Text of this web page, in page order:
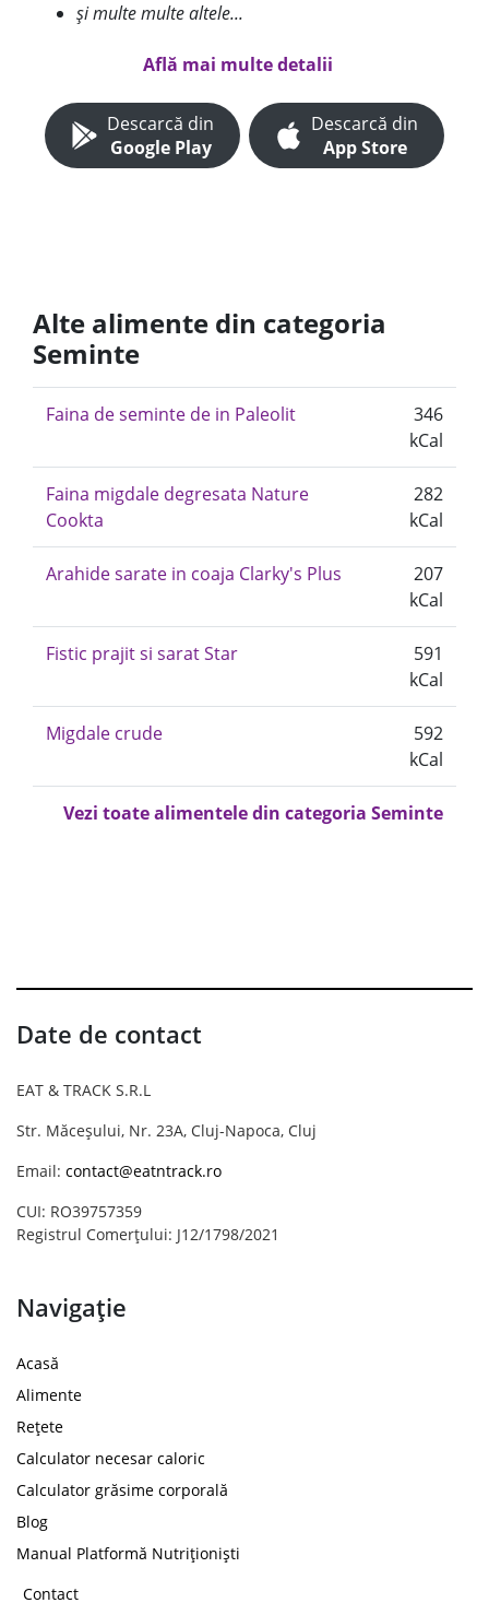
și multe multe altele...
Află mai multe detalii
Descarcă din
Google Play
Descarcă din
App Store
Alte alimente din categoria
Seminte
Faina de seminte de in Paleolit
346
kCal
Faina migdale degresata Nature
Cookta
282
kCal
Arahide sarate in coaja Clarky's Plus
207
kCal
Fistic prajit si sarat Star
591
kCal
Migdale crude
592
kCal
Vezi toate alimentele din categoria Seminte
Date de contact
EAT & TRACK S.R.L
Str. Măceșului, Nr. 23A, Cluj-Napoca, Cluj
Email: contact@eatntrack.ro
CUI: RO39757359
Registrul Comerțului: J12/1798/2021
Navigație
Acasă
Alimente
Rețete
Calculator necesar caloric
Calculator grăsime corporală
Blog
Manual Platformă Nutriționiști
Contact